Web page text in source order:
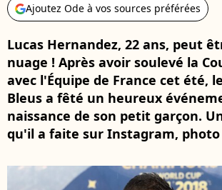
Ajoutez Ode à vos sources préférées
Lucas Hernandez, 22 ans, peut
nuage ! Après avoir soulevé la
avec l'Équipe de France cet été,
Bleus a fêté un heureux
naissance de son petit garçon.
qu'il a faite sur Instagram, photo